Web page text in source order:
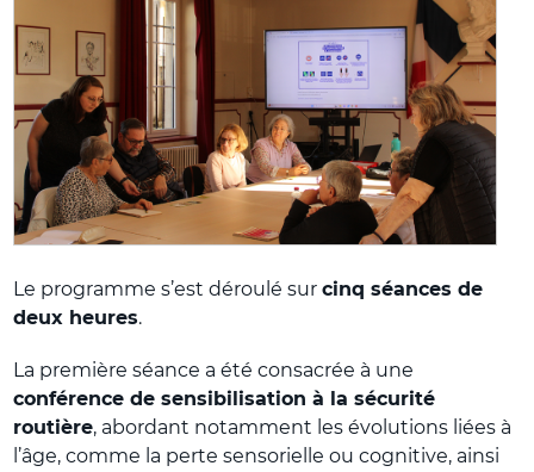
Le programme s’est déroulé surcinq séances de
deux heures.
La première séance a été consacrée à une
conférence de sensibilisation à la sécurité
routière, abordant notamment les évolutions liées à
l’âge, comme la perte sensorielle ou cognitive, ainsi